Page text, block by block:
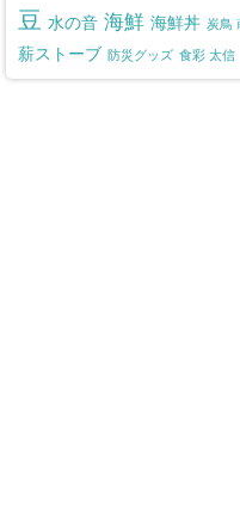
豆 水の音 海鮮 海鮮丼 炭鳥
薪ストーブ 防災グッズ 食彩 太信